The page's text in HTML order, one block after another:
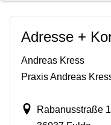
Adresse +
Andreas Kress
Praxis Andreas
Rabanusstraße